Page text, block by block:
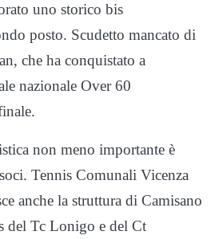
uno storico bis
posto. Scudetto mancato di
che ha conquistato a
nazionale Over 60
non meno importante è
Tennis Comunali Vicenza
anche la struttura di Camisano
del Tc Lonigo e del Ct